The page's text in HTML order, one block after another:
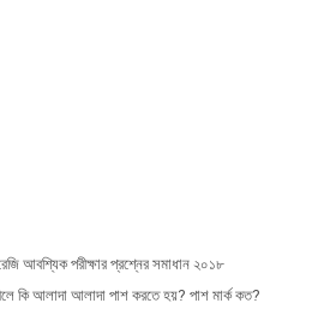
আবশ্যিক পরীক্ষার প্রশ্নের সমাধান ২০১৮
কি আলাদা আলাদা পাশ করতে হয়? পাশ মার্ক কত?